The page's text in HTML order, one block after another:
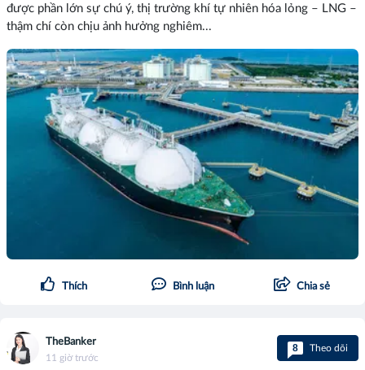
được phần lớn sự chú ý, thị trường khí tự nhiên hóa lỏng – LNG –
thậm chí còn chịu ảnh hưởng nghiêm...
Thích Bình luận Chia sẻ
TheBanker
11 giờ trước
8 Theo dõi